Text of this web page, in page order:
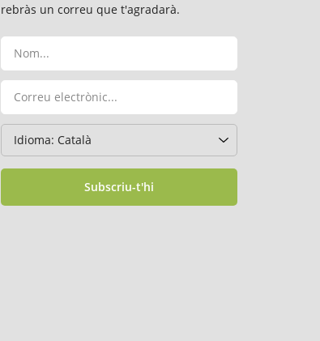
rebràs un correu que t'agradarà.
Subscriu-t'hi